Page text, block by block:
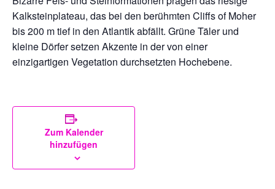
Kalksteinplateau, das bei den berühmten Cliffs of Moher
bis 200 m tief in den Atlantik abfällt. Grüne Täler und
kleine Dörfer setzen Akzente in der von einer
einzigartigen Vegetation durchsetzten Hochebene.
Zum Kalender
hinzufügen